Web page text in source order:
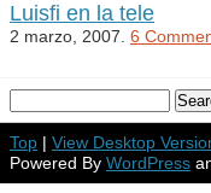
Luisfi en la tele
2 marzo, 2007. 6
Top | View Desktop
Powered By WordPress